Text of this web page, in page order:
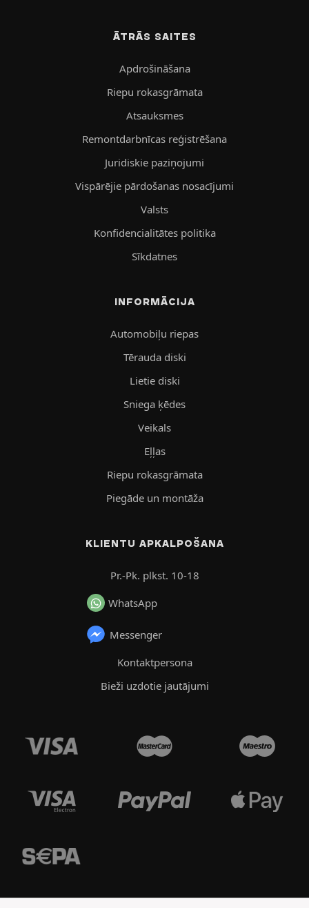
ĀTRĀS SAITES
Apdrošināšana
Riepu rokasgrāmata
Atsauksmes
Remontdarbnīcas reģistrēšana
Juridiskie paziņojumi
Vispārējie pārdošanas nosacījumi
Valsts
Konfidencialitātes politika
Sīkdatnes
INFORMĀCIJA
Automobiļu riepas
Tērauda diski
Lietie diski
Sniega ķēdes
Veikals
Eļļas
Riepu rokasgrāmata
Piegāde un montāža
KLIENTU APKALPOŠANA
Pr.-Pk. plkst. 10-18
WhatsApp
Messenger
Kontaktpersona
Bieži uzdotie jautājumi